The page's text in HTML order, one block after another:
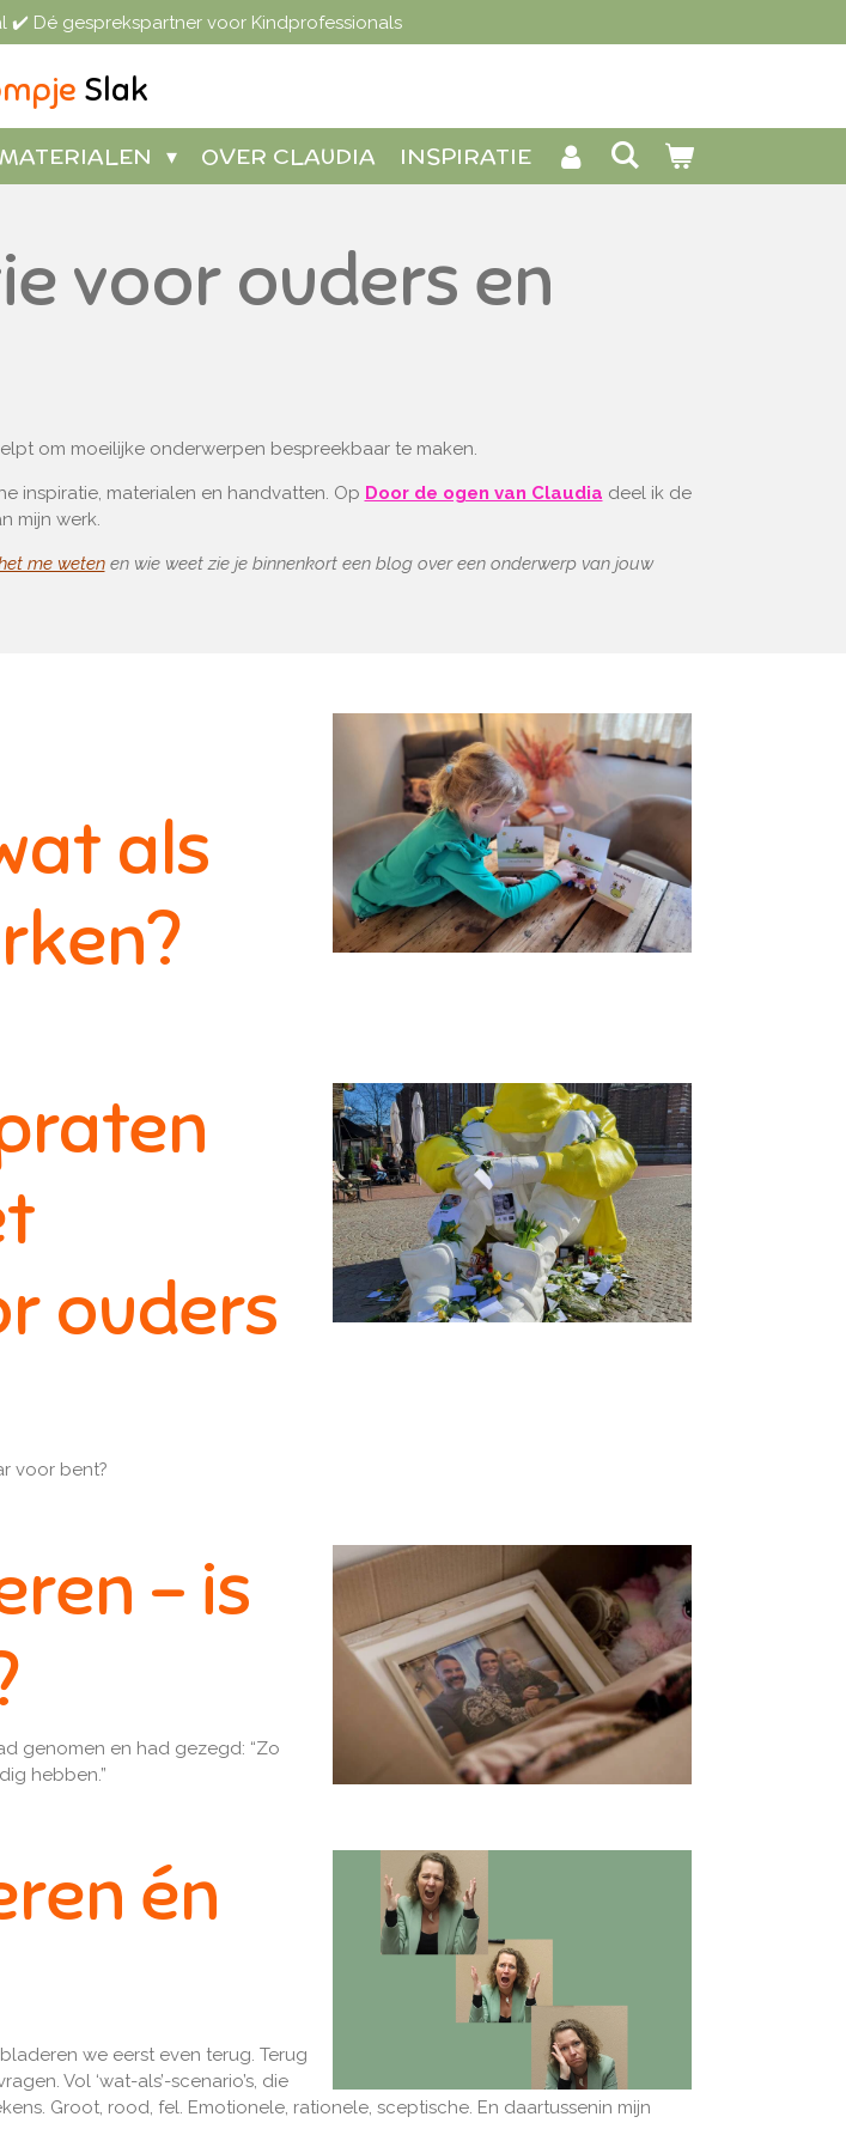
✔️ Dé gesprekspartner voor Kindprofessionals
Slak
MATERIALEN OVER CLAUDIA INSPIRATIE
voor ouders en
om moeilijke onderwerpen bespreekbaar te maken.
inspiratie, materialen en handvatten. Op Door de ogen van Claudia deel ik de
mijn werk.
me wetenen wie weet zie je binnenkort een blog over een onderwerp van jouw
als
ouders
voor bent?
- is
genomen en had gezegd: “Zo
hebben.”
én
we eerst even terug. Terug
Vol ‘wat-als’-scenario’s, die
Groot, rood, fel. Emotionele, rationele, sceptische. En daartussenin mijn